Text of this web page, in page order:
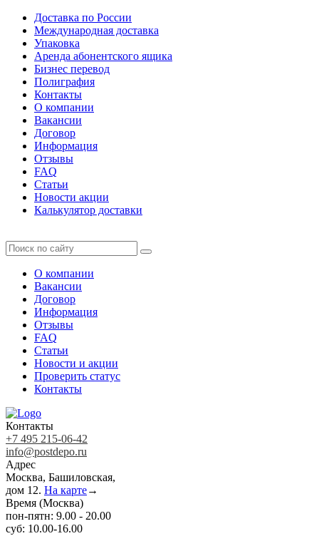
Доставка по России
Международная доставка
Упаковка
Аренда абонентского ящика
Бизнес перевод
Полиграфия
Контакты
О компании
Вакансии
Договор
Информация
Отзывы
FAQ
Статьи
Новости акции
Калькулятор доставки
О компании
Вакансии
Договор
Информация
Отзывы
FAQ
Статьи
Новости и акции
Проверить статус
Контакты
Контакты
+7 495 215-06-42
info@postdepo.ru
Адрес
Москва, Башиловская,
дом 12. На карте→
Время (Москва)
пон-пятн: 9.00 - 20.00
суб: 10.00-16.00